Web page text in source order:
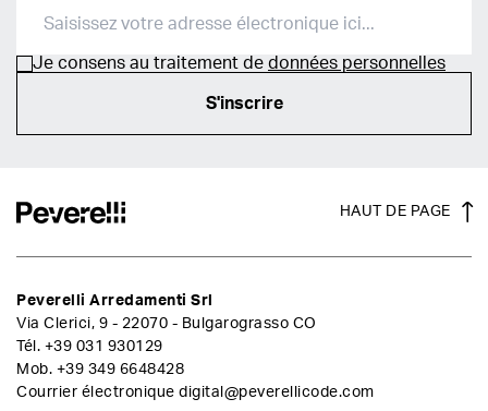
Je consens au traitement de données personnelles
S'inscrire
HAUT DE PAGE
Peverelli Arredamenti Srl
Via Clerici, 9 - 22070 - Bulgarograsso CO
Tél. +39 031 930129
Mob. +39 349 6648428
Courrier électronique digital@peverellicode.com